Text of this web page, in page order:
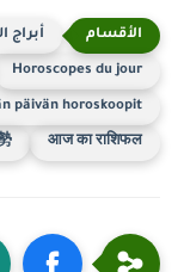
أبراج
Horoscopes du jour
päivän horoskoopit
आज का राशिफल